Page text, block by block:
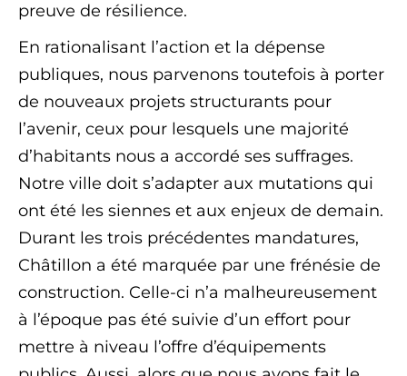
preuve de résilience.
En rationalisant l’action et la dépense
publiques, nous parvenons toutefois à porter
de nouveaux projets structurants pour
l’avenir, ceux pour lesquels une majorité
d’habitants nous a accordé ses suffrages.
Notre ville doit s’adapter aux mutations qui
ont été les siennes et aux enjeux de demain.
Durant les trois précédentes mandatures,
Châtillon a été marquée par une frénésie de
construction. Celle-ci n’a malheureusement
à l’époque pas été suivie d’un effort pour
mettre à niveau l’offre d’équipements